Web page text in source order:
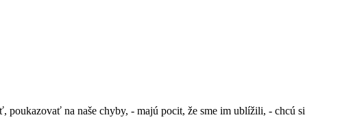
na naše chyby, - majú pocit, že sme im ublížili, - chcú si